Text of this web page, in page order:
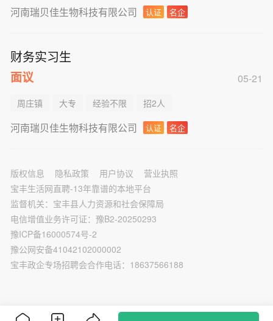
河南瑞贝佳生物科技有限公司 认证 名企
财务实习生
面议 05-21
周庄镇 大专 经验不限 招2人
河南瑞贝佳生物科技有限公司 认证 名企
版权信息 隐私政策 用户协议
营业执照
宝丰生活网直聘-13年靠谱的本地平台
监督机关：宝丰县人力资源和社会保障局
电信增值业务许可证：豫B2-20250293
豫ICP备16000574号-2
豫公网安备41042102000002
宝丰政企专场招聘会合作电话：18637566188